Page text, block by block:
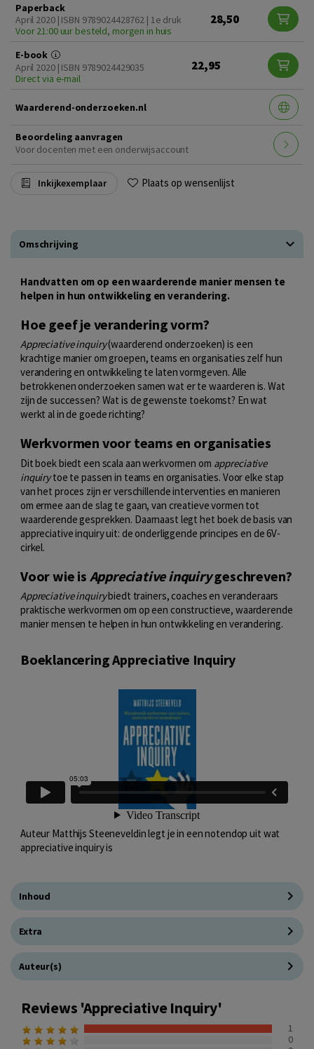
Paperback
April 2020 | ISBN 9789024428762 | 1e druk
Voor 21:00 uur besteld, morgen in huis
28,50
E-book
April 2020 | ISBN 9789024429035
Direct via e-mail
22,95
Waarderend-onderzoeken.nl
Beoordeling aanvragen
Voor docenten met een onderwijsaccount
Inkijkexemplaar Plaats op wensenlijst
Omschrijving
Handvatten om op een waarderende manier mensen te
helpen in hun ontwikkeling en verandering.
Hoe geef je verandering vorm?
Appreciative inquiry(waarderend onderzoeken) is een
krachtige manier om groepen, teams en organisaties zelf hun
verandering en ontwikkeling te laten vormgeven. Alle
betrokkenen onderzoeken samen wat er te waarderen is. Wat
zijn de successen? Wat is de gewenste toekomst? En wat
werkt al in de goede richting?
Werkvormen voor teams en organisaties
Dit boek biedt een scala aan werkvormen om appreciative
inquirytoe te passen in teams en organisaties. Voor elke stap
van het proces zijn er verschillende interventies en manieren
om ermee aan de slag te gaan, van creatieve vormen tot
waarderende gesprekken. Daarnaast legt het boek de basis van
appreciative inquiry uit: de onderliggende principes en de 6V-
cirkel.
Voor wie is Appreciative inquirygeschreven?
Appreciative inquirybiedt trainers, coaches en veranderaars
praktische werkvormen om op een constructieve, waarderende
manier mensen te helpen in hun ontwikkeling en verandering.
Boeklancering Appreciative Inquiry
Auteur Matthijs Steeneveldin legt je in een notendop uit wat
appreciative inquiry is
Inhoud
Extra
Auteur(s)
Reviews 'Appreciative Inquiry'
1
0